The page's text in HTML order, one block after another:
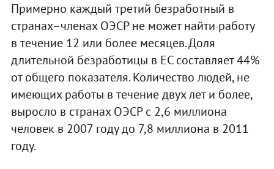
Примерно каждый третий безработный в
странах–членах ОЭСР не может найти работу
в течение 12 или более месяцев. Доля
длительной безработицы в ЕС составляет 44%
от общего показателя. Количество людей, не
имеющих работы в течение двух лет и более,
выросло в странах ОЭСР с 2,6 миллиона
человек в 2007 году до 7,8 миллиона в 2011
году.